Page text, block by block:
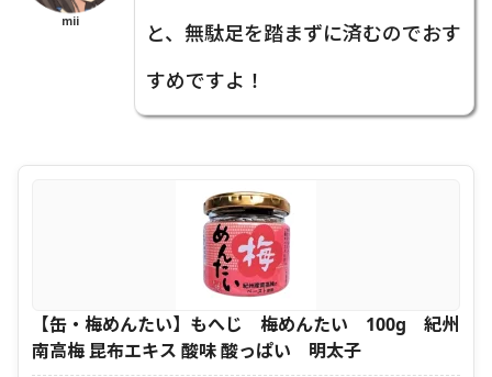
mii
と、無駄足を踏まずに済むのでおす
すめですよ！
【缶・梅めんたい】もへじ 梅めんたい 100g 紀州
南高梅 昆布エキス 酸味 酸っぱい 明太子